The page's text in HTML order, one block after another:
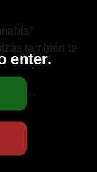
’
también te
para…
enter.